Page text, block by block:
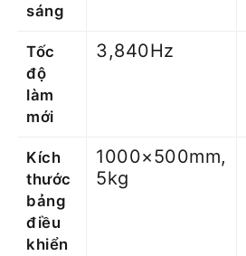
sáng
Tốc
độ
làm
mới
3,840Hz
Kích
thước
bảng
điều
khiển
1000×500mm,
5kg